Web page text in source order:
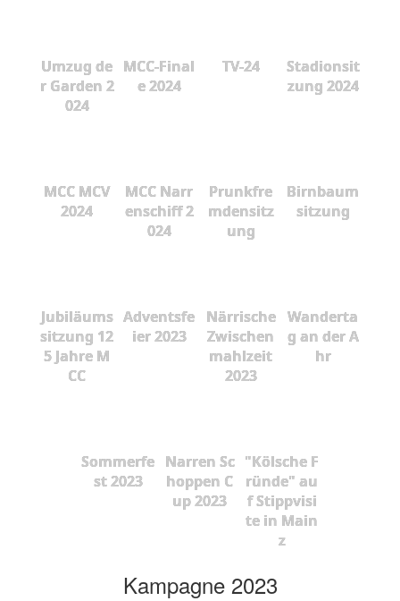
Umzug de
r Garden 2
024
MCC-Final
e 2024
TV-24
Stadionsit
zung 2024
MCC MCV
2024
MCC Narr
enschiff 2
024
Prunkfre
mdensitz
ung
Birnbaum
sitzung
Jubiläums
sitzung 12
5 Jahre M
CC
Adventsfe
ier 2023
Närrische
Zwischen
mahlzeit
2023
Wanderta
g an der A
hr
Sommerfe
st 2023
Narren Sc
hoppen C
up 2023
"Kölsche F
ründe" au
f Stippvisi
te in Main
z
Kampagne 2023